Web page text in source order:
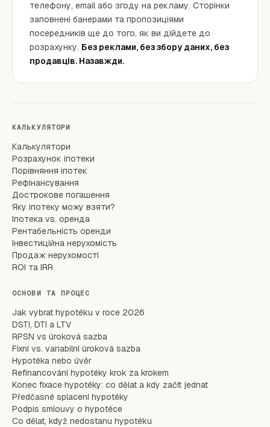
телефону, email або згоду на рекламу. Сторінки
заповнені банерами та пропозиціями
посередників ще до того, як ви дійдете до
розрахунку. Без реклами, без збору даних, без
продавців. Назавжди.
КАЛЬКУЛЯТОРИ
Калькулятори
Розрахунок іпотеки
Порівняння іпотек
Рефінансування
Дострокове погашення
Яку іпотеку можу взяти?
Іпотека vs. оренда
Рентабельність оренди
Інвестиційна нерухомість
Продаж нерухомості
ROI та IRR
ОСНОВИ ТА ПРОЦЕС
Jak vybrat hypotéku v roce 2026
DSTI, DTI a LTV
RPSN vs úroková sazba
Fixní vs. variabilní úroková sazba
Hypotéka nebo úvěr
Refinancování hypotéky krok za krokem
Konec fixace hypotéky: co dělat a kdy začít jednat
Předčasné splacení hypotéky
Podpis smlouvy o hypotéce
Co dělat, když nedostanu hypotéku